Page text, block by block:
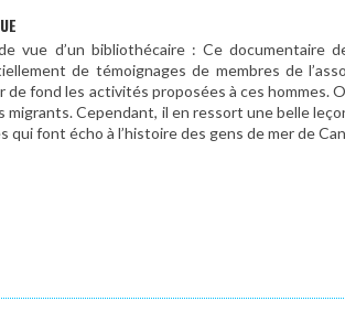
vue d’un bibliothécaire : Ce documentaire
de témoignages de membres de
de fond les activités proposées à ces hommes.
migrants. Cependant, il en ressort une belle
qui font écho à l’histoire des gens de mer de